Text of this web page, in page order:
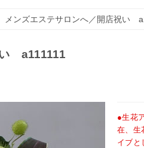
メンズエステサロンへ／開店祝い
い a111111
●生花
在、生
イブと